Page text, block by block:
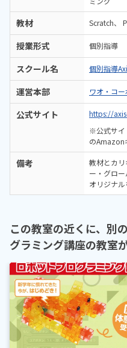
教材 Scratch
授業形式 個別指導
スクール名 個別指導
運営本部 ワオ・コ
公式サイト
https://
※公式サイ
のAmazon
備考
教材とカ
ー・グロ
オリジナル
この教室の近くに、別
グラミング講座の教室